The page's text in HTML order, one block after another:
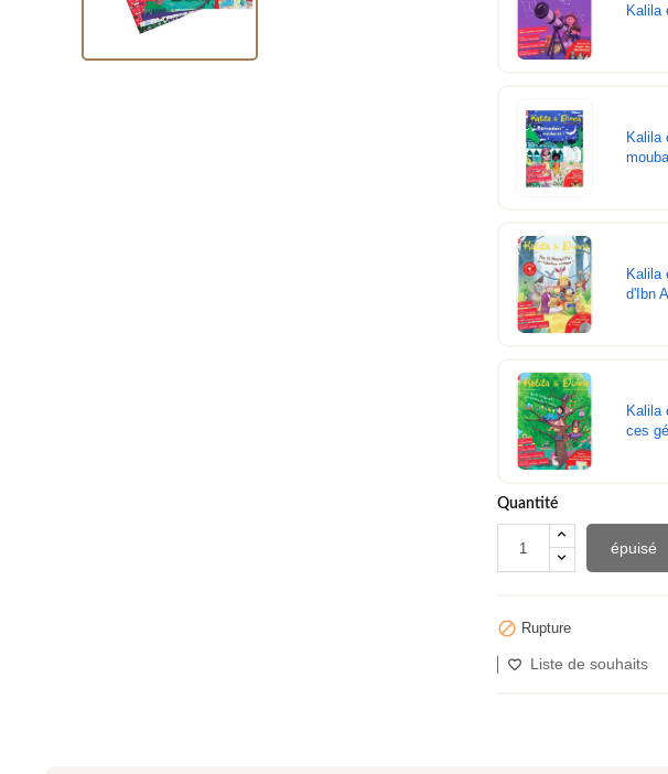
Kalila
Kalila
Kalila
d'Ibn
Kalila
ces
Quantité
épuisé
 Rupture
Liste de souhaits